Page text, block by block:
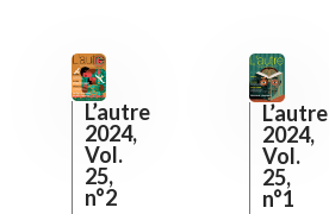
L’autre
2024,
Vol.
25,
n°2
L’autre
2024,
Vol.
25,
n°1